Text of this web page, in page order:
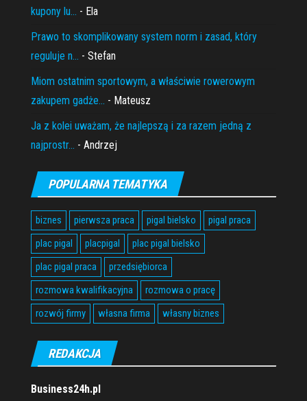
kupony lu... - Ela
Prawo to skomplikowany system norm i zasad, który
reguluje n... - Stefan
Miom ostatnim sportowym, a właściwie rowerowym
zakupem gadże... - Mateusz
Ja z kolei uważam, że najlepszą i za razem jedną z
najprostr... - Andrzej
POPULARNA TEMATYKA
biznes pierwsza praca pigal bielsko
pigal praca
plac pigal
placpigal
plac pigal bielsko
plac pigal praca
przedsiębiorca
rozmowa kwalifikacyjna
rozmowa o pracę
rozwój firmy
własna firma własny biznes
REDAKCJA
Business24h.pl